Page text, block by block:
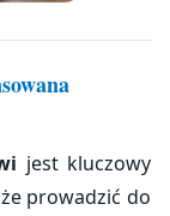
jest kluczowy
prowadzić do